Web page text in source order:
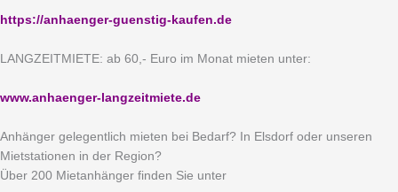
https://anhaenger-guenstig-kaufen.de
LANGZEITMIETE: ab 60,- Euro im Monat mieten unter:
www.anhaenger-langzeitmiete.de
Anhänger gelegentlich mieten bei Bedarf? In Elsdorf oder unseren
Mietstationen in der Region?
Über 200 Mietanhänger finden Sie unter